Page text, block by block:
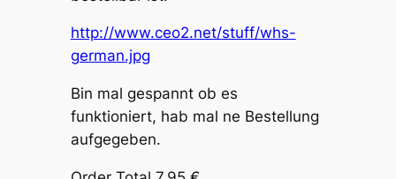
http://www.ceo2.net/stuff/whs-
german.jpg
Bin mal gespannt ob es
funktioniert, hab mal ne Bestellung
aufgegeben.